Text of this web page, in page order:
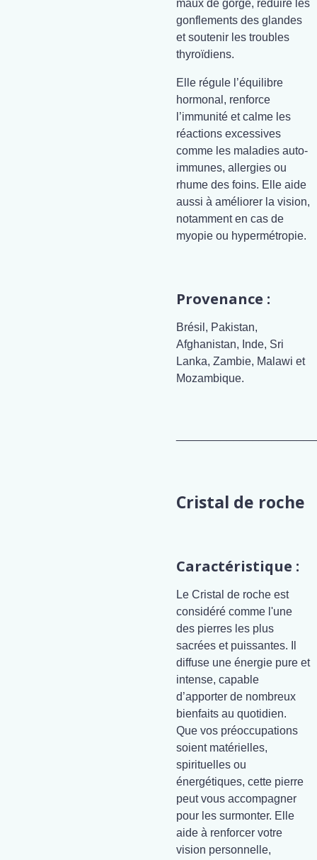
maux de gorge, réduire les
gonflements des glandes
et soutenir les troubles
thyroïdiens.
Elle régule l’équilibre
hormonal, renforce
l’immunité et calme les
réactions excessives
comme les maladies auto-
immunes, allergies ou
rhume des foins. Elle aide
aussi à améliorer la vision,
notamment en cas de
myopie ou hypermétropie.
Provenance :
Brésil, Pakistan,
Afghanistan, Inde, Sri
Lanka, Zambie, Malawi et
Mozambique.
Cristal de roche
Caractéristique :
Le Cristal de roche est
considéré comme l'une
des pierres les plus
sacrées et puissantes. Il
diffuse une énergie pure et
intense, capable
d’apporter de nombreux
bienfaits au quotidien.
Que vos préoccupations
soient matérielles,
spirituelles ou
énergétiques, cette pierre
peut vous accompagner
pour les surmonter. Elle
aide à renforcer votre
vision personnelle,